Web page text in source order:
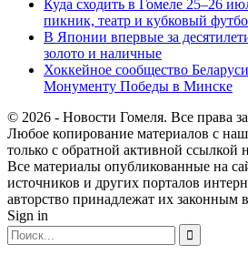
Куда сходить в Гомеле 25–26
пикник, театр и кубковый
В Японии впервые за
золото и наличные
Хоккейное сообщество
Монументу Победы в Минске
© 2026 - Новости Гомеля. Все права
Любое копирование материалов с
только с обратной активной ссылкой
Все материалы опубликованные на
источников и других порталов
авторство принадлежат их законным
Sign in